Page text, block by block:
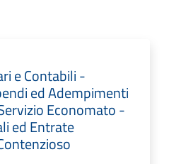
e Contabili -
ed Adempimenti
Economato -
ed Entrate